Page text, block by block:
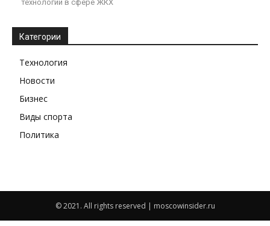
технологии в сфере ЖКХ
Категории
Технология
Новости
Бизнес
Виды спорта
Политика
© 2021. All rights reserved | moscowinsider.ru